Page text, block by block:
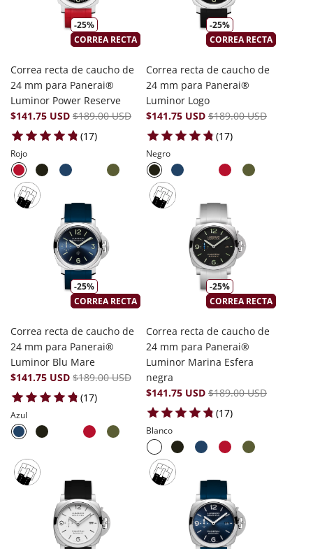
-25%
CORREA RECTA
Correa recta de caucho de
24 mm para Panerai®
Luminor Power Reserve
$141.75 USD $189.00 USD
(17)17 total reviews
Rojo
-25%
CORREA RECTA
Correa recta de caucho de
24 mm para Panerai®
Luminor Logo
$141.75 USD $189.00 USD
(17)17 total reviews
Negro
-25%
CORREA RECTA
Correa recta de caucho de
24 mm para Panerai®
Luminor Blu Mare
$141.75 USD $189.00 USD
(17)17 total reviews
Azul
-25%
CORREA RECTA
Correa recta de caucho de
24 mm para Panerai®
Luminor Marina Esfera
negra
$141.75 USD $189.00 USD
(17)17 total reviews
Blanco